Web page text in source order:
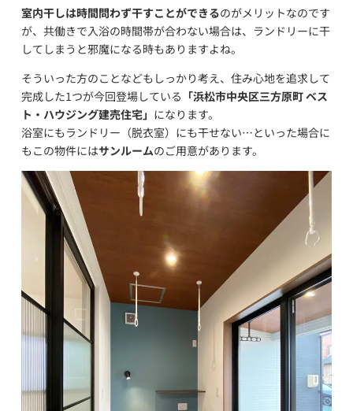
室内干しは時間問わず干すことができるのがメリットなのです
が、共働きで入浴の時間帯が合わない場合は、ランドリーに干
してしまうと邪魔になる時もありますよね。
そういった方のことなどもしっかり考え、住み心地を追求して
完成した1つが今回登場している 「浜松市中央区三方原町 ベス
ト・ハウジング建売住宅」 になります。
浴室にもランドリー（脱衣室）にも干せない…といった場合に
もこの物件にはサンルームのご用意があります。